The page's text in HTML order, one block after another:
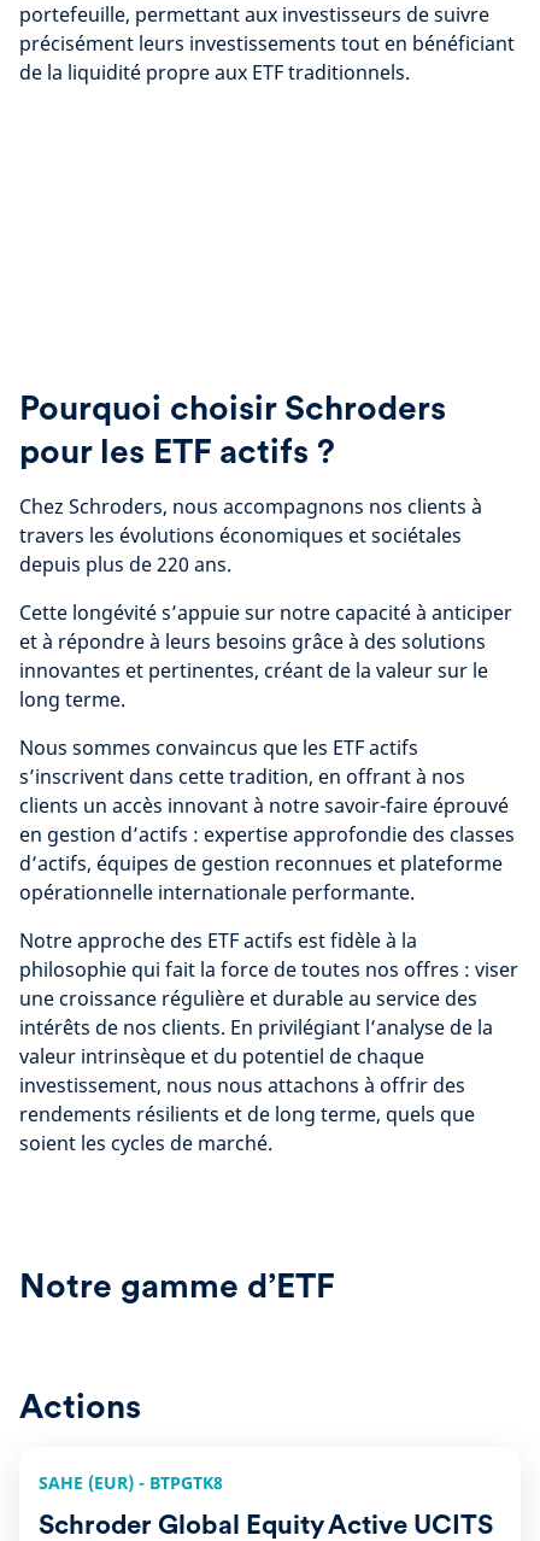
portefeuille, permettant aux investisseurs de suivre
précisément leurs investissements tout en bénéficiant
de la liquidité propre aux ETF traditionnels.
Pourquoi choisir Schroders
pour les ETF actifs ?
Chez Schroders, nous accompagnons nos clients à
travers les évolutions économiques et sociétales
depuis plus de 220 ans.
Cette longévité s’appuie sur notre capacité à anticiper
et à répondre à leurs besoins grâce à des solutions
innovantes et pertinentes, créant de la valeur sur le
long terme.
Nous sommes convaincus que les ETF actifs
s’inscrivent dans cette tradition, en offrant à nos
clients un accès innovant à notre savoir-faire éprouvé
en gestion d’actifs : expertise approfondie des classes
d’actifs, équipes de gestion reconnues et plateforme
opérationnelle internationale performante.
Notre approche des ETF actifs est fidèle à la
philosophie qui fait la force de toutes nos offres : viser
une croissance régulière et durable au service des
intérêts de nos clients. En privilégiant l’analyse de la
valeur intrinsèque et du potentiel de chaque
investissement, nous nous attachons à offrir des
rendements résilients et de long terme, quels que
soient les cycles de marché.
Notre gamme d’ETF
Actions
SAHE (EUR) - BTPGTK8
Schroder Global Equity Active UCITS